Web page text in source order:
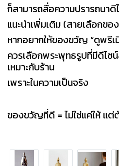
ก็สามารถสื่อความปรารถนา
แนะนำเพิ่มเติม (สายเลือกขอ
หากอยากให้ของขวัญ “ดูพรีเ
ควรเลือกพระพุทธรูปที่มีดีไซ
เหมาะกับร้าน
เพราะในความเป็นจริง
ของขวัญที่ดี = ไม่ใช่แค่ให้ แต่